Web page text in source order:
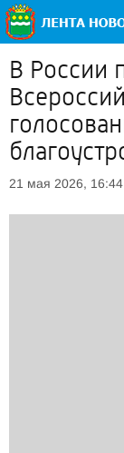
В России
21 мая 2026, 16:44